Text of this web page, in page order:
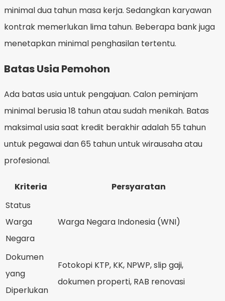
minimal dua tahun masa kerja. Sedangkan karyawan
kontrak memerlukan lima tahun. Beberapa bank juga
menetapkan minimal penghasilan tertentu.
Batas Usia Pemohon
Ada batas usia untuk pengajuan. Calon peminjam
minimal berusia 18 tahun atau sudah menikah. Batas
maksimal usia saat kredit berakhir adalah 55 tahun
untuk pegawai dan 65 tahun untuk wirausaha atau
profesional.
Kriteria
Persyaratan
Status
Warga
Negara
Warga Negara Indonesia (WNI)
Dokumen
yang
Diperlukan
Fotokopi KTP, KK, NPWP, slip gaji,
dokumen properti, RAB renovasi